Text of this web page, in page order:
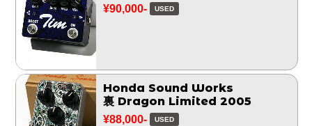
¥90,000- USED
Honda Sound Works
裏 Dragon Limited 2005
¥88,000- USED